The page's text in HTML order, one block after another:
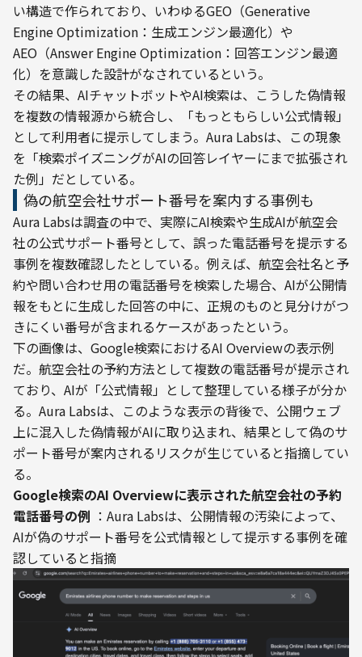
い構造で作られており、いわゆるGEO（Generative
Engine Optimization：生成エンジン最適化）や
AEO（Answer Engine Optimization：回答エンジン最適
化）を意識した設計がなされているという。
その結果、AIチャットボットやAI検索は、こうした偽情報
を複数の情報源から統合し、「もっともらしい公式情報」
として利用者に提示してしまう。Aura Labsは、この現象
を「検索ポイズニングがAIの回答レイヤーにまで拡張され
た例」だとしている。
偽の航空会社サポート番号を案内する事例も
Aura Labsは調査の中で、実際にAI検索や生成AIが航空会
社の公式サポート番号として、誤った電話番号を提示する
事例を複数確認したとしている。例えば、航空会社名と予
約や問い合わせ用の電話番号を検索した場合、AIが公開情
報をもとに生成した回答の中に、正規のものと見分けがつ
きにくい番号が含まれるケースがあったという。
下の画像は、Google検索におけるAI Overviewの表示例
だ。航空会社の予約方法として複数の電話番号が提示され
ており、AIが「公式情報」として整理している様子が分か
る。Aura Labsは、このような表示の背後で、公開ウェブ
上に混入した偽情報がAIに取り込まれ、結果として偽のサ
ポート番号が案内されるリスクが生じていると指摘してい
る。
Google検索のAI Overviewに表示された航空会社の予約
電話番号の例 ：Aura Labsは、公開情報の汚染によって、
AIが偽のサポート番号を公式情報として提示する事例を確